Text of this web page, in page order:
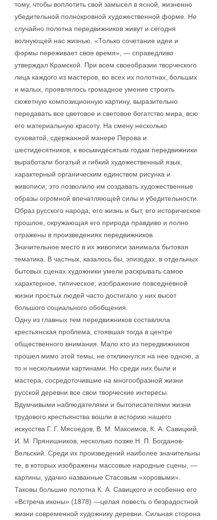
тому, чтобы воплотить свой замысел в ясной, жизненно
убедительной полнокровной художественной форме. Не
случайно полотна передвижников живут и сегодня
волнующей нас жизнью. «Только сочетание идеи и
формы переживает свое время», — справедливо
утверждал Крамской. При всем своеобразии творческого
лица каждого из мастеров, во всех их полотнах, больших
и малых, проявлялось громадное умение строить
сюжетную композиционную картину, выразительно
передавать все цветовое и световое богатство мира, всю
его материальную красоту. На смену несколько
суховатой, сдержанной манере Перова и
шестидесятников, к восьмидесятым годам передвижники
выработали богатый и гибкий художественный язык,
характерный органическим единством рисунка и
живописи; это позволило им создавать художественные
образы огромной впечатляющей силы и убедительности.
Образ русского народа, его жизнь и быт, его историческое
прошлое, окружающая его природа правдиво и полно
отражены в произведениях передвижников.
Значительное место в их живописи занимала бытовая
тематика. В частных, казалось бы, эпизодах, в отдельных
бытовых сценах художники умели раскрывать самое
характерное, типическое; изображение повседневной
жизни простых людей часто достигало у них высот
большого социального обобщения.
Одну из главных тем передвижников составляла
крестьянская проблема, стоявшая тогда в центре
общественного внимания. Мало кто из передвижников
прошел мимо этой темы, не откликнулся на нее одною, а
то н несколькими картинами. Но среди них были и
мастера, сосредоточившие на многообразной жизни
русской деревни все свои творческие интересы.
Вдумчивыми наблюдателями и бытописателями жизни
трудового крестьянства вошли в историю нашего
искусства Г. Г. Мясоедов, В. М. Максимов, К. А. Савицкий,
И. М. Прянишников, несколько позже Н. П. Богданов-
Вельский. Среди их произведений наиболее значительны
те, в которых изображены массовые народные сцены, —
картины, удачно названные Стасовым «хоровыми».
Таковы большие полотна К. А. Савицкого и особенно его
«Встреча иконы» (1878) —целая повесть о безрадостной
жизни современной художнику деревни. Сильная сторона